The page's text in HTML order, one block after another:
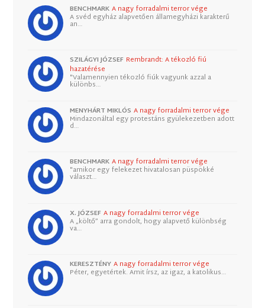
BENCHMARK A nagy forradalmi terror vége
A svéd egyház alapvetően államegyházi karakterű
an…
SZILÁGYI JÓZSEF Rembrandt: A tékozló fiú
hazatérése
"Valamennyien tékozló fiúk vagyunk azzal a
különbs…
MENYHÁRT MIKLÓS A nagy forradalmi terror vége
Mindazonáltal egy protestáns gyülekezetben adott
d…
BENCHMARK A nagy forradalmi terror vége
"amikor egy felekezet hivatalosan püspökké
választ…
X. JÓZSEF A nagy forradalmi terror vége
A „költő” arra gondolt, hogy alapvető különbség
va…
KERESZTÉNY A nagy forradalmi terror vége
Péter, egyetértek. Amit írsz, az igaz, a katolikus…